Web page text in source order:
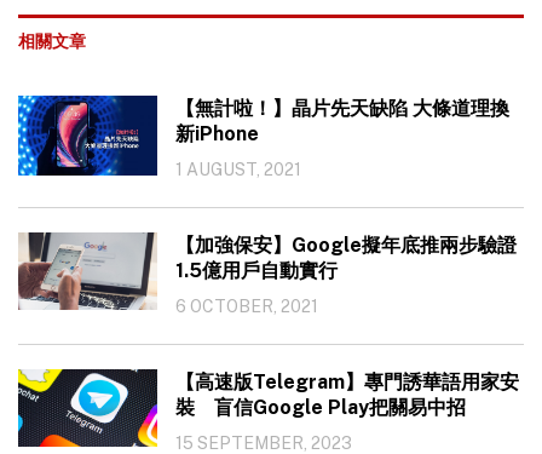
相關文章
【無計啦！】晶片先天缺陷 大條道理換
新iPhone
1 AUGUST, 2021
【加強保安】Google擬年底推兩步驗證
1.5億用戶自動實行
6 OCTOBER, 2021
【高速版Telegram】專門誘華語用家安
裝 盲信Google Play把關易中招
15 SEPTEMBER, 2023